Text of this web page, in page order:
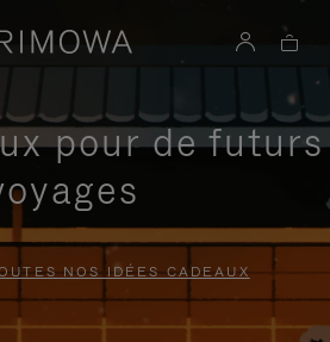
pour de futurs
NOS IDÉES CADEAUX